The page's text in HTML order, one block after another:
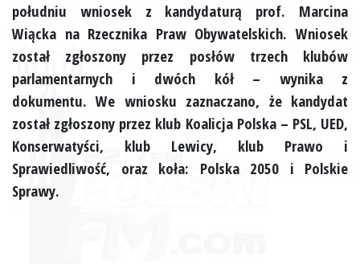
południu wniosek z kandydaturą prof. Marcina
Wiącka na Rzecznika Praw Obywatelskich. Wniosek
został zgłoszony przez posłów trzech klubów
parlamentarnych i dwóch kół – wynika z
dokumentu. We wniosku zaznaczano, że kandydat
został zgłoszony przez klub Koalicja Polska – PSL, UED,
Konserwatyści, klub Lewicy, klub Prawo i
Sprawiedliwość, oraz koła: Polska 2050 i Polskie
Sprawy.